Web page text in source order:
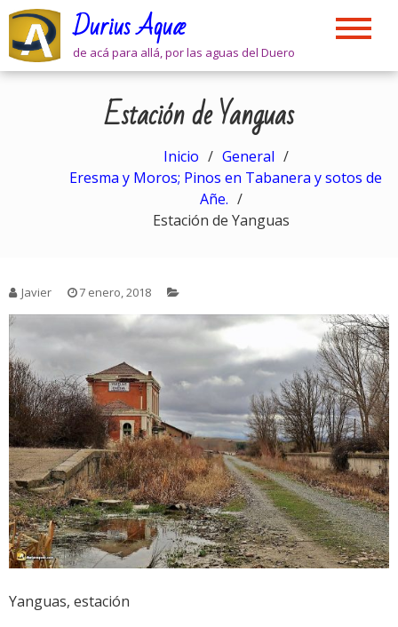
Skip
content
Durius Aquæ
de acá para allá, por las aguas del Duero
Estación de Yanguas
Inicio
General
Eresma y Moros; Pinos en Tabanera y sotos de
Añe.
Estación de Yanguas
Javier 7 enero, 2018
Yanguas, estación